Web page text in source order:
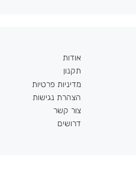
אודות
תקנון
מדיניות פרטיות
הצהרת נגישות
צור קשר
דרושים